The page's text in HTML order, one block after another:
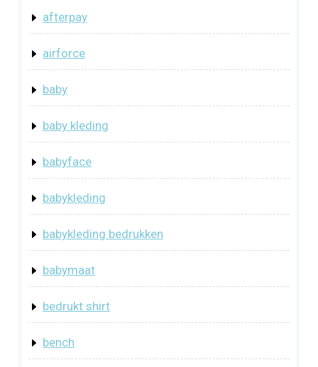
afterpay
airforce
baby
baby kleding
babyface
babykleding
babykleding bedrukken
babymaat
bedrukt shirt
bench